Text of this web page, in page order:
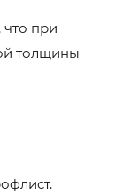
что при
толщины